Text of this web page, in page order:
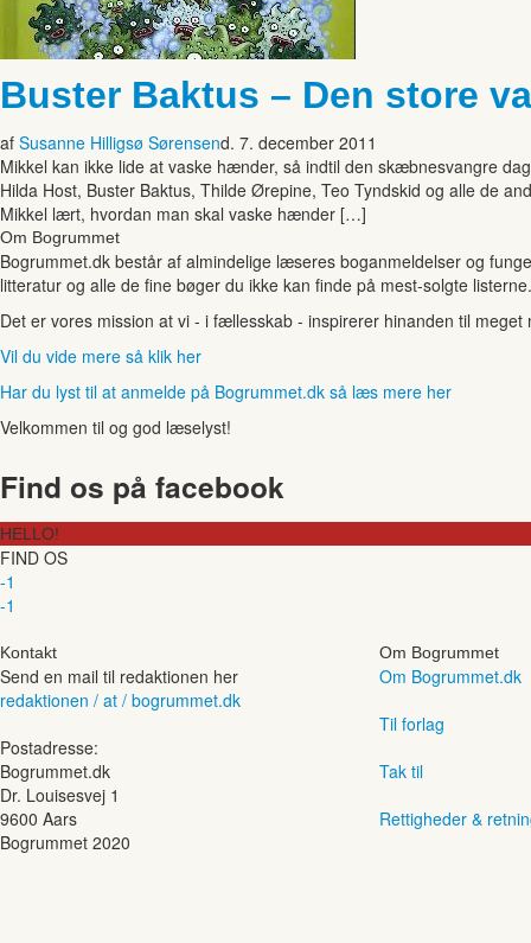
Buster Baktus – Den store
af Susanne Hilligsø Sørensend. 7. december 2011
Mikkel kan ikke lide at vaske hænder, så indtil den skæbnesvangre
Hilda Host, Buster Baktus, Thilde Ørepine, Teo Tyndskid og alle de
Mikkel lært, hvordan man skal vaske hænder […]
Om Bogrummet
Bogrummet.dk består af almindelige læseres boganmeldelser og
litteratur og alle de fine bøger du ikke kan finde på mest-solgte listerne.
Det er vores mission at vi - i fællesskab - inspirerer hinanden til
Vil du vide mere så klik her
Har du lyst til at anmelde på Bogrummet.dk så læs mere her
Velkommen til og god læselyst!
Find os på facebook
HELLO!
FIND OS
-1
-1
Kontakt
Send en mail til redaktionen her
redaktionen / at / bogrummet.dk
Postadresse:
Bogrummet.dk
Dr. Louisesvej 1
9600 Aars
Om Bogrummet
Om Bogrummet.dk
Til forlag
Tak til
Rettigheder &
Bogrummet 2020